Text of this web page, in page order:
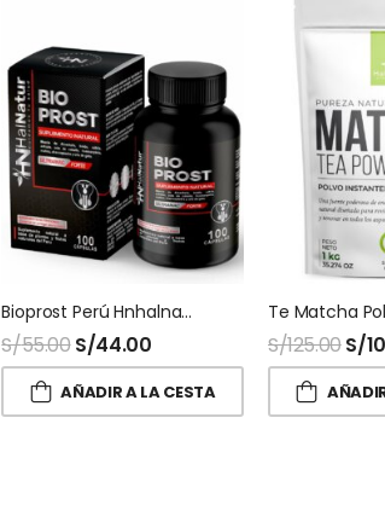
Bioprost Perú Hnhalnatur 100 Capsulas
S/55.00S/44.00
AÑADIR A LA CESTA
S/125.00S/